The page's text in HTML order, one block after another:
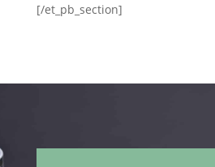
[/et_pb_section]